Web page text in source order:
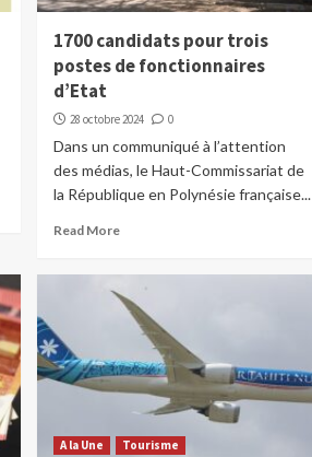
1700 candidats pour trois
postes de fonctionnaires
d’Etat
28 octobre 2024 0
Dans un communiqué à l’attention
des médias, le Haut-Commissariat de
la République en Polynésie française...
Read More
A la Une Tourisme